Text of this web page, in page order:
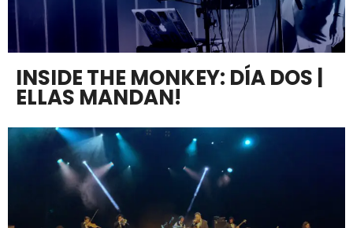
INSIDE THE MONKEY: DÍA DOS |
ELLAS MANDAN!